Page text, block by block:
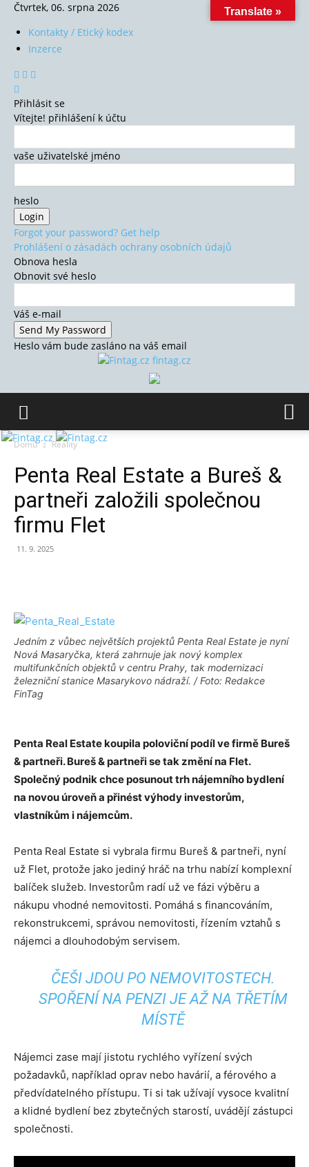
Čtvrtek, 06. srpna 2026
Kontakty / Etický kodex
Inzerce
Přihlásit se
Vítejte! přihlášení k účtu
vaše uživatelské jméno
heslo
Forgot your password? Get help
Prohlášení o zásadách ochrany osobních údajů
Obnova hesla
Obnovit své heslo
Váš e-mail
Heslo vám bude zasláno na váš email
fintag.cz
Domů Reality
Penta Real Estate a Bureš &
partneři založili společnou
firmu Flet
11. 9. 2025
Jedním z vůbec největších projektů Penta Real Estate je nyní
Nová Masaryčka, která zahrnuje jak nový komplex
multifunkčních objektů v centru Prahy, tak modernizaci
železniční stanice Masarykovo nádraží. / Foto: Redakce
FinTag
Penta Real Estate koupila poloviční podíl ve firmě Bureš
& partneři. Bureš & partneři se tak změní na Flet.
Společný podnik chce posunout trh nájemního bydlení
na novou úroveň a přinést výhody investorům,
vlastníkům i nájemcům.
Penta Real Estate si vybrala firmu Bureš & partneři, nyní
už Flet, protože jako jediný hráč na trhu nabízí komplexní
balíček služeb. Investorům radí už ve fázi výběru a
nákupu vhodné nemovitosti. Pomáhá s financováním,
rekonstrukcemi, správou nemovitosti, řízením vztahů s
nájemci a dlouhodobým servisem.
ČEŠI JDOU PO NEMOVITOSTECH.
SPOŘENÍ NA PENZI JE AŽ NA TŘETÍM
MÍSTĚ
Nájemci zase mají jistotu rychlého vyřízení svých
požadavků, například oprav nebo havárií, a férového a
předvídatelného přístupu. Ti si tak užívají vysoce kvalitní
a klidné bydlení bez zbytečných starostí, uvádějí zástupci
společnosti.
Translate »